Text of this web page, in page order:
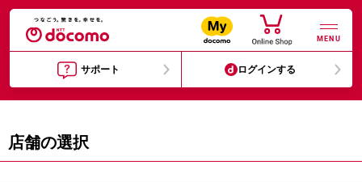
MENU
サポート ログインする
店舗の選択